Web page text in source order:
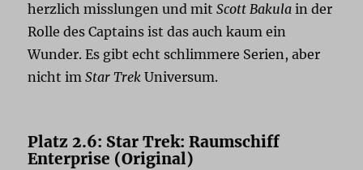
herzlich misslungen und mitScott Bakula in der
Rolle des Captains ist das auch kaum ein
Wunder. Es gibt echt schlimmere Serien, aber
nicht imStar Trek Universum.
Platz 2.6: Star Trek: Raumschiff
Enterprise (Original)